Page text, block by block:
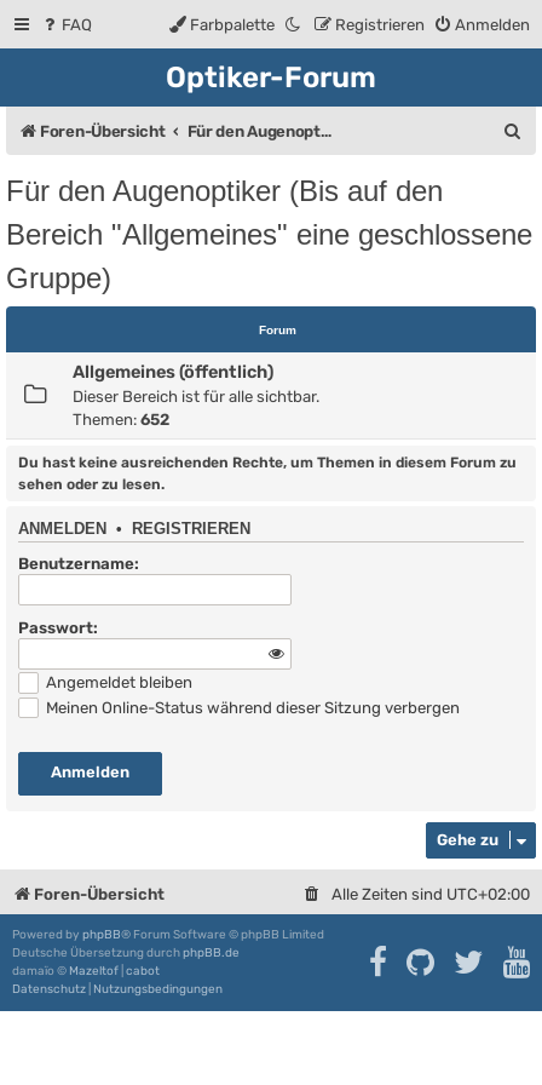
FAQ Anmelden
Registrieren
Farbpalette
Optiker-Forum
Foren-Übersicht Für den Augenoptiker (Bis auf den Bereich "Allgemeines" eine geschlossene Gruppe)
h
Für den Augenoptiker (Bis auf den
Bereich "Allgemeines" eine geschlossene
Gruppe)
Forum
Allgemeines (öffentlich)
Dieser Bereich ist für alle sichtbar.
Themen: 652
Du hast keine ausreichenden Rechte, um Themen in diesem Forum zu
sehen oder zu lesen.
ANMELDEN • REGISTRIEREN
Benutzername:
Passwort:
Angemeldet bleiben
Meinen Online-Status während dieser Sitzung verbergen
Gehe zu
Foren-Übersicht Alle Zeiten sind UTC+02:00
Powered by phpBB® Forum Software © phpBB Limited
Deutsche Übersetzung durchphpBB.de
damaïo © Mazeltof cabot
Datenschutz Nutzungsbedingungen